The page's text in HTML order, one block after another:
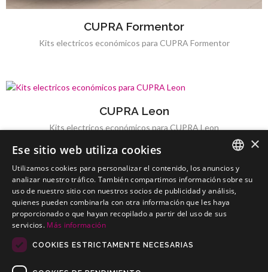
CUPRA Formentor
Kits electricos económicos para CUPRA Formentor
CUPRA Leon
Kits electricos económicos para CUPRA Leon
CUPRA Terramar
Kits electricos económicos para CUPRA Terramar
SPANISH
PORTUGUESE
×
Ese sitio web utiliza cookies
Utilizamos cookies para personalizar el contenido, los anuncios y
analizar nuestro tráfico. También compartimos información sobre su
uso de nuestro sitio con nuestros socios de publicidad y análisis,
quienes pueden combinarla con otra información que les haya
proporcionado o que hayan recopilado a partir del uso de sus
servicios. Más información
COOKIES ESTRICTAMENTE NECESARIAS